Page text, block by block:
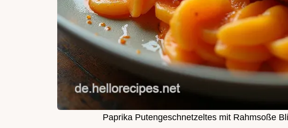
Paprika Putengeschnetzeltes mit Rahmsoße